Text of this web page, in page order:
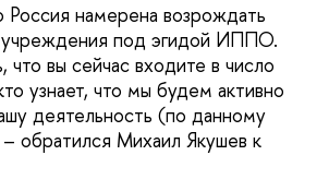
намерена возрождать
под эгидой ИППО.
вы сейчас входите в число
узнает, что мы будем активно
деятельность (по данному
обратился Михаил Якушев к